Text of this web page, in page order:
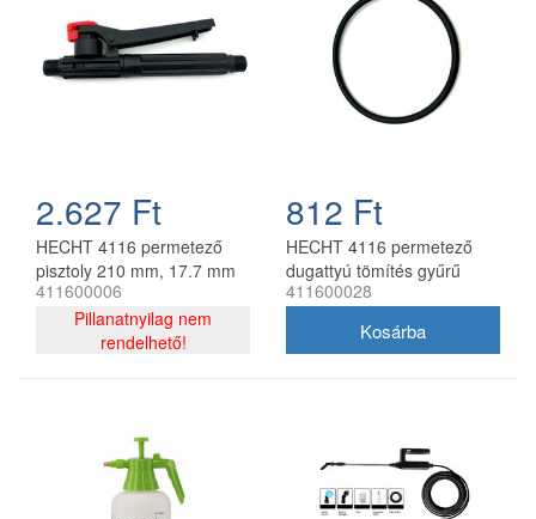
2.627 Ft
HECHT 4116 permetező
pisztoly 210 mm, 17.7 mm
menettel
411600006
Pillanatnyilag nem
rendelhető!
812 Ft
HECHT 4116 permetező
dugattyú tömítés gyűrű
70x62,5x3,5 mm
411600028